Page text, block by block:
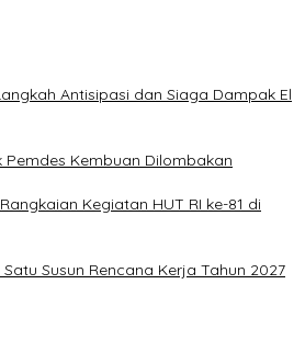
Antisipasi dan Siaga Dampak El
Pemdes Kembuan Dilombakan
Kegiatan HUT RI ke-81 di
Susun Rencana Kerja Tahun 2027